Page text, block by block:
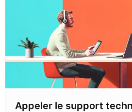
Appeler le support